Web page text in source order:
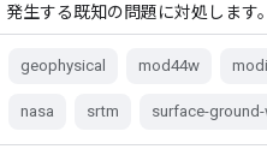
発生する既知の問題に対処します。
geophysical mod44w
nasa srtm surface-